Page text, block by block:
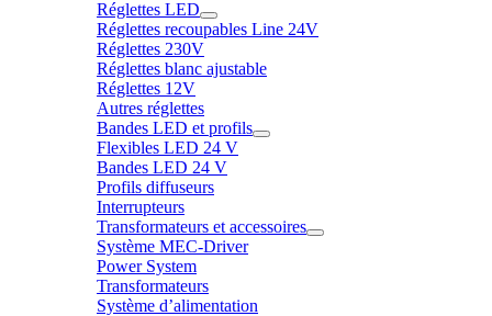
Réglettes LED
Réglettes recoupables Line 24V
Réglettes 230V
Réglettes blanc ajustable
Réglettes 12V
Autres réglettes
Bandes LED et profils
Flexibles LED 24 V
Bandes LED 24 V
Profils diffuseurs
Interrupteurs
Transformateurs et accessoires
Système MEC-Driver
Power System
Transformateurs
Système d’alimentation